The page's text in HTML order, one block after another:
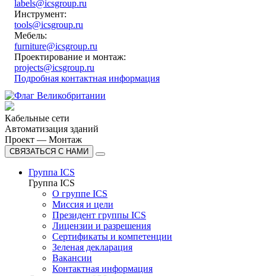
labels@icsgroup.ru
Инструмент:
tools@icsgroup.ru
Мебель:
furniture@icsgroup.ru
Проектирование и монтаж:
projects@icsgroup.ru
Подробная контактная информация
Кабельные сети
Автоматизация зданий
Проект — Монтаж
СВЯЗАТЬСЯ С НАМИ
Группа ICS
Группа ICS
О группе ICS
Миссия и цели
Президент группы ICS
Лицензии и разрешения
Сертификаты и компетенции
Зеленая декларация
Вакансии
Контактная информация